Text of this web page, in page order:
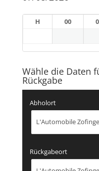
H 00
Wähle die Daten
Rückgabe
Abholort
Rückgabeort